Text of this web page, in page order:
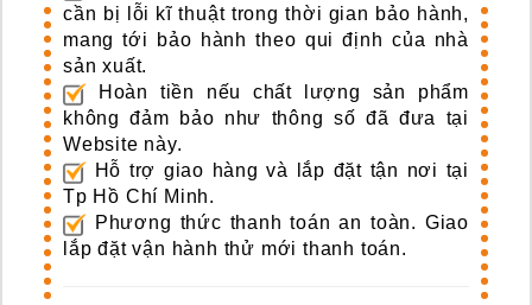
cần bị lỗi kĩ thuật trong thời gian bảo hành,
mang tới bảo hành theo qui định của nhà
sản xuất.
Hoàn tiền nếu chất lượng sản phẩm
không đảm bảo như thông số đã đưa tại
Website này.
Hỗ trợ giao hàng và lắp đặt tận nơi tại
Tp Hồ Chí Minh.
Phương thức thanh toán an toàn. Giao
lắp đặt vận hành thử mới thanh toán.